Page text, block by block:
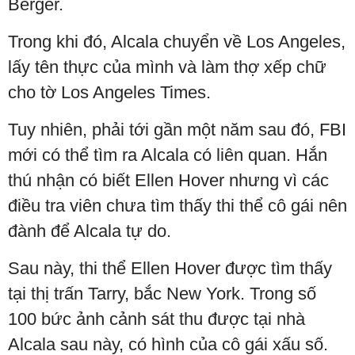
Berger.
Trong khi đó, Alcala chuyển về Los Angeles,
lấy tên thực của mình và làm thợ xếp chữ
cho tờ Los Angeles Times.
Tuy nhiên, phải tới gần một năm sau đó, FBI
mới có thể tìm ra Alcala có liên quan. Hắn
thú nhận có biết Ellen Hover nhưng vì các
điều tra viên chưa tìm thấy thi thể cô gái nên
đành để Alcala tự do.
Sau này, thi thể Ellen Hover được tìm thấy
tại thị trấn Tarry, bắc New York. Trong số
100 bức ảnh cảnh sát thu được tại nhà
Alcala sau này, có hình của cô gái xấu số.